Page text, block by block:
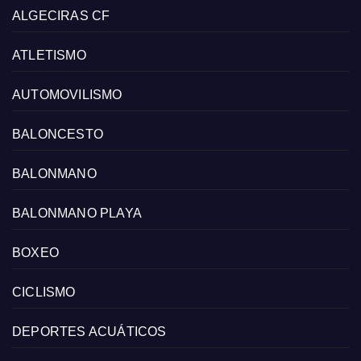
ALGECIRAS CF
ATLETISMO
AUTOMOVILISMO
BALONCESTO
BALONMANO
BALONMANO PLAYA
BOXEO
CICLISMO
DEPORTES ACUÁTICOS